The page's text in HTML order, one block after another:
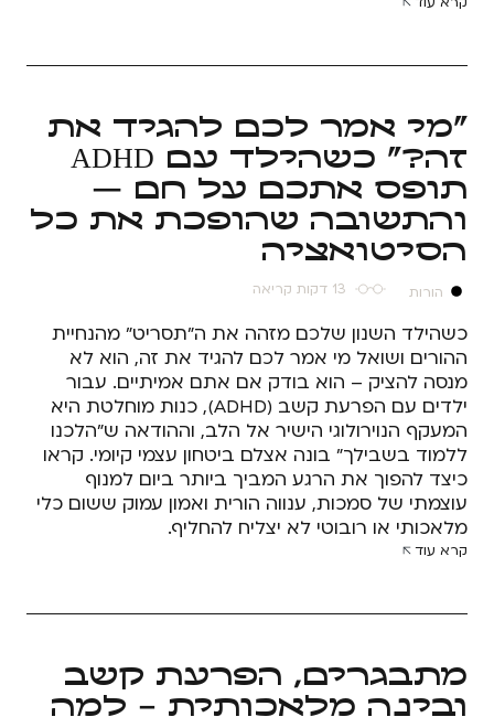
"מי אמר לכם להגיד את
זה?" כשהילד עם ADHD
תופס אתכם על חם —
והתשובה שהופכת את כל
הסיטואציה
הורות 13 דקות קריאה
כשהילד השנון שלכם מזהה את ה"תסריט" מהנחיית
ההורים ושואל מי אמר לכם להגיד את זה, הוא לא
מנסה להציק – הוא בודק אם אתם אמיתיים. עבור
ילדים עם הפרעת קשב (ADHD), כנות מוחלטת היא
המעקף הנוירולוגי הישיר אל הלב, וההודאה ש"הלכנו
ללמוד בשבילך" בונה אצלם ביטחון עצמי קיומי. קראו
כיצד להפוך את הרגע המביך ביותר ביום למנוף
עוצמתי של סמכות, ענווה הורית ואמון עמוק ששום כלי
מלאכותי או רובוטי לא יצליח להחליף.
קרא עוד
מתבגרים, הפרעת קשב
ובינה מלאכותית - למה